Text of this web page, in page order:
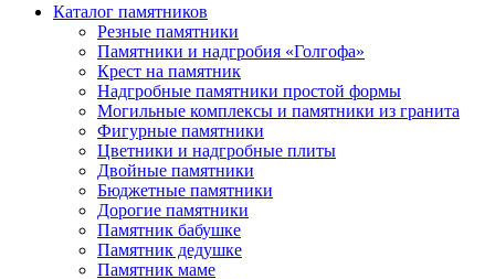
Каталог памятников
Резные памятники
Памятники и надгробия «Голгофа»
Крест на памятник
Надгробные памятники простой формы
Могильные комплексы и памятники из гранита
Фигурные памятники
Цветники и надгробные плиты
Двойные памятники
Бюджетные памятники
Дорогие памятники
Памятник бабушке
Памятник дедушке
Памятник маме